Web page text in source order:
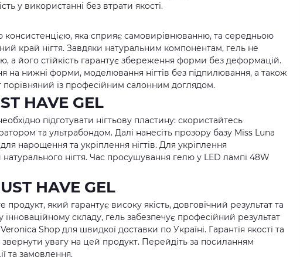
у використанні без втрати якості.
консистенцією, яка сприяє самовирівнюванню, та середньою
край нігтя. Завдяки натуральним компонентам, гель не
а його стійкість гарантує збереження форми без деформацій.
на нижні форми, моделювання нігтів без підпилювання, а також
порівняний із професійним салонним доглядом.
HAVE GEL
підготувати нігтьову пластину: скористайтесь
та ультрабондом. Далі нанесіть прозору базу Miss Luna
нарощення та укріплення нігтів. Для укріплення
нігтя. Час просушування гелю у LED лампі 48W
HAVE GEL
який гарантує високу якість, довговічний результат та
інноваційному складу, гель забезпечує професійний результат
Shop для швидкої доставки по Україні. Гарантія якості та
звернути увагу на цей продукт. Перейдіть за посиланням
та замовлення.